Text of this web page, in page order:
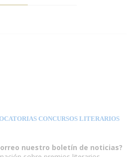
CONCURSOS LITERARIOS
nuestro boletín de noticias?